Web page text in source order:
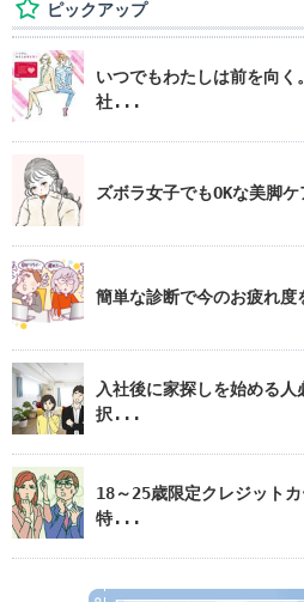
ピックアップ
いつでもわたしは前を向
社...
ズボラ女子でもOKな美脚ケ
簡単な診断で今のお疲れ度
入社後に家探しを始める
択...
18～25歳限定クレジット
特...